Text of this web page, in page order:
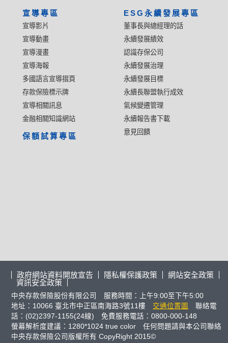
宣導專區
宣導影片
宣導動畫
宣導漫畫
宣導海報
多國語言宣導摺頁
存款保險標示牌
宣導相關訊息
金融相關知識網站
ESG永續發展專區
董事長與總經理的話
永續發展績效
認識存保公司
永續發展治理
永續發展目標
永續長聯盟執行成效
氣候變遷管理
永續報告書下載
意見回饋
保額試算專區
政府網站資料開放宣告 隱私權保護政策
網站安全政策
資訊安全政策
中央存款保險股份有限公司 服務時間：上午9:00至下午5:00
地址：10066 臺北市中正區南海路3號11樓
交通位置圖
聯絡電
話：(02)2397-1155(24線) 免費服務電話：0800-000-148
螢幕解析度建議：1280*1024 true color 任何問題請與本公司聯絡
中央存款保險公司版權所有 CopyRight 2015©